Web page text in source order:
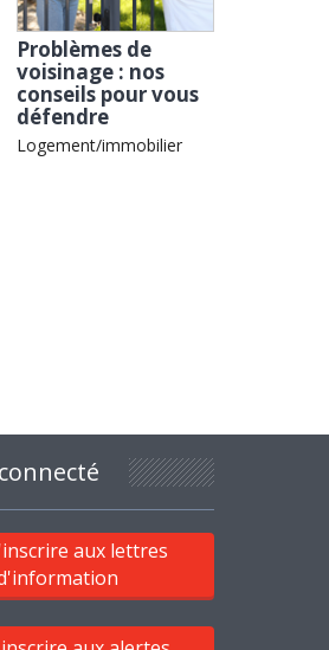
Problèmes de
voisinage : nos
conseils pour vous
défendre
Logement/immobilier
aux lettres